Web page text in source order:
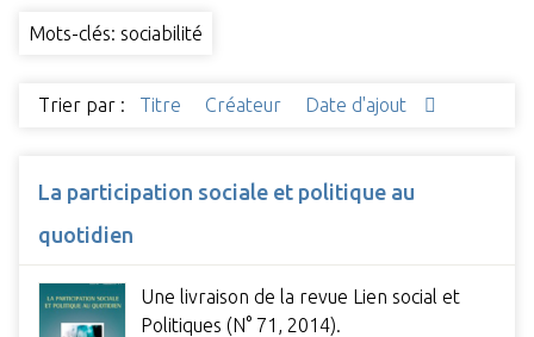
Mots-clés: sociabilité
Trier par : Titre Créateur Date d'ajout
La participation sociale et politique au
quotidien
Une livraison de la revue Lien social et
Politiques (N° 71, 2014).